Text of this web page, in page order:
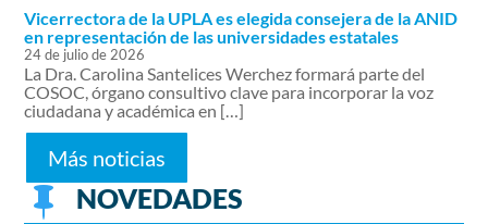
Vicerrectora de la UPLA es elegida consejera de la ANID
en representación de las universidades estatales
24 de julio de 2026
La Dra. Carolina Santelices Werchez formará parte del
COSOC, órgano consultivo clave para incorporar la voz
ciudadana y académica en […]
Más noticias
 NOVEDADES